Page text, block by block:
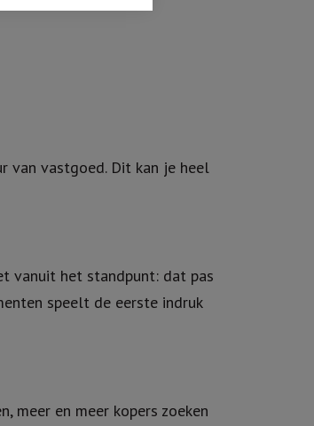
van vastgoed. Dit kan je heel
vanuit het standpunt: dat pas
speelt de eerste indruk
meer en meer kopers zoeken